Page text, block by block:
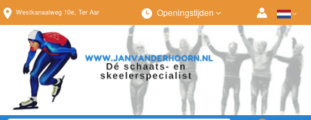
Westkanaalweg 10e, Ter Aar Openingstijden